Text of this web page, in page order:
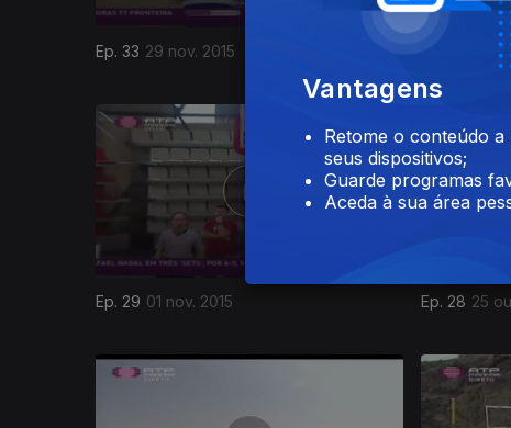
Ep. 33 29 nov. 2015 22
Ep. 29 01 nov. 2015 Ep. 28 25
209891
Vantagens
Retome o conteúdo
seus dispositivos;
Guarde programas
Aceda à sua área